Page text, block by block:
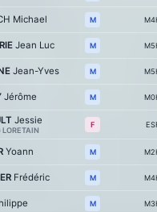
Michael M
Jean Luc M
Jean-Yves M
Jérôme M
Jessie F
Yoann M
Frédéric M
M